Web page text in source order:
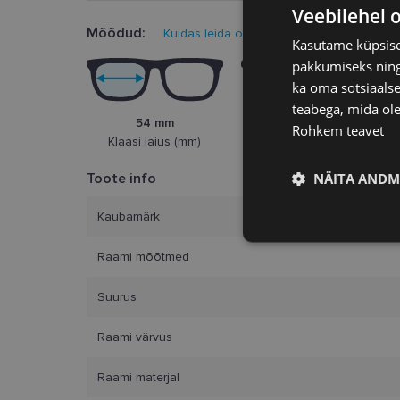
Mõõdud: Kuidas leida oma prillisuurus?
54 mm
Klaasi laius (mm)
17 mm
Toote info
Kaubamärk
Raami mõõtmed
Suurus
Raami värvus
Raami materjal
Veebilehel
Kasutame
pakkumiseks
ka oma
teabega, mida
Rohkem teavet
NÄITA